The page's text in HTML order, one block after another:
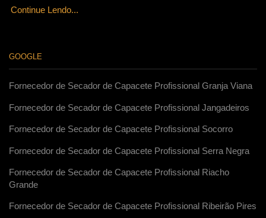
Continue Lendo...
GOOGLE
Fornecedor de Secador de Capacete Profissional Granja Viana
Fornecedor de Secador de Capacete Profissional Jangadeiros
Fornecedor de Secador de Capacete Profissional Socorro
Fornecedor de Secador de Capacete Profissional Serra Negra
Fornecedor de Secador de Capacete Profissional Riacho
Grande
Fornecedor de Secador de Capacete Profissional Ribeirão Pires